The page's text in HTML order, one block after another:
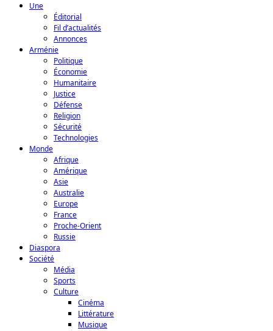
Une
Éditorial
Fil d’actualités
Annonces
Arménie
Politique
Économie
Humanitaire
Justice
Défense
Religion
Sécurité
Technologies
Monde
Afrique
Amérique
Asie
Australie
Europe
France
Proche-Orient
Russie
Diaspora
Société
Média
Sports
Culture
Cinéma
Littérature
Musique